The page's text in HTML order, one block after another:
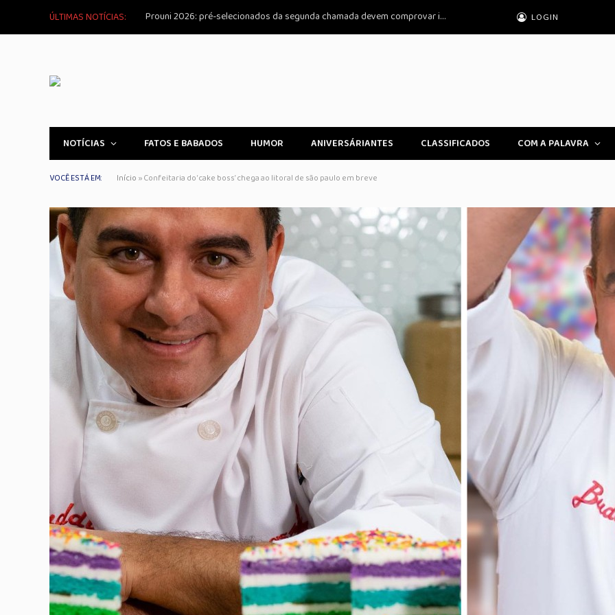
ÚLTIMAS NOTÍCIAS: Prouni 2026: pré-selecionados da segunda chamada devem comprovar informações LOGIN
NOTÍCIAS FATOS E BABADOS HUMOR ANIVERSÁRIANTES CLASSIFICADOS COM A PALAVRA
VOCÊ ESTÁ EM: Início »Confeitaria do ‘cake boss’ chega ao litoral de são paulo em breve